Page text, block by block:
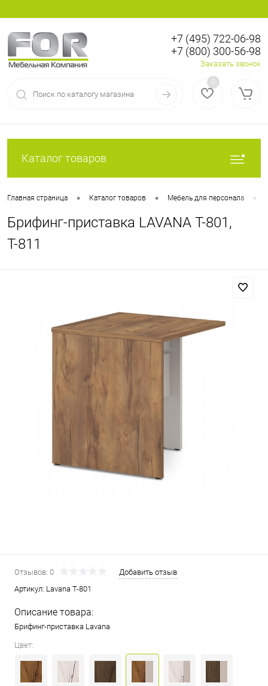
Регистрация
+7 (495) 722-06-98
+7 (800) 300-56-98
Заказать звонок
0
Каталог товаров
Главная страница • Каталог товаров • Мебель для персонала •
Брифинг-приставка LAVANA Т-801,
Т-811
Отзывов: 0
Добавить отзыв
Артикул: Lavana Т-801
Описание товара:
Брифинг-приставка Lavana
Цвет: